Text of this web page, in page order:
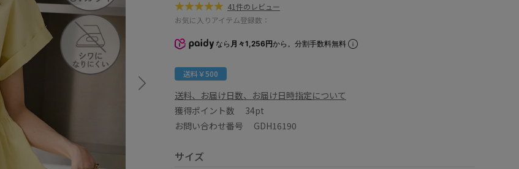
41件のレビュー
お気に入りアイテム登録数：
なら 月々1,256円から。分割手数料無料
送料￥500
送料、お届け日数、お届け日時指定について
獲得ポイント数 34pt
お問い合わせ番号 GDH16190
サイズ